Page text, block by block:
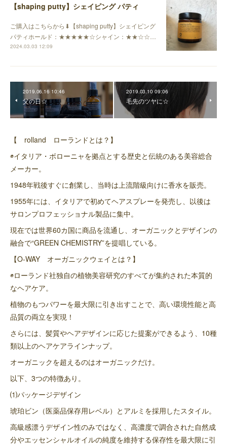
【shaping putty】シェイピング パティ
ご購入はこちらから⬇︎【shaping putty】シェイピング
パティホールド：★★★★★☆シャイン：★★☆☆…
2024.03.03 12:09
2019.06.16 10:46
父の日☆
2019.03.10 09:06
毛先のツヤに☆
【 rolland ローランドとは？】
◉イタリア・ボローニャを拠点とする歴史と伝統のある美容総合
メーカー。
1948年戦後すぐに創業し、当時は上流階級向けに香水を販売。
1955年には、イタリアで初めてヘアスプレーを発売し、以後は
サロンプロフェッショナル製品に集中。
現在では世界60カ国に商品を流通し、オーガニックとデザインの
融合で“GREEN CHEMISTRY”を提唱している。
【O-WAY オーガニックウェイとは？】
◉ローランド社独自の植物美容研究のすべてが集約された本質的
なヘアケア。
植物のもつパワーを最大限に引き出すことで、高い環境性能と高
品質の両立を実現！
さらには、髪質やヘアデザインに応じた提案ができるよう、10種
類以上のヘアケアラインナップ。
オーガニックを超えるのはオーガニックだけ。
以下、3つの特徴あり。
⑴パッケージデザイン
琥珀ビン（医薬品保存用レベル）とアルミを採用したスタイル。
高級感漂うデザイン性のみではなく、高濃度で調合された自然成
分やエッセンシャルオイルの純度を維持する保存性を最大限に引